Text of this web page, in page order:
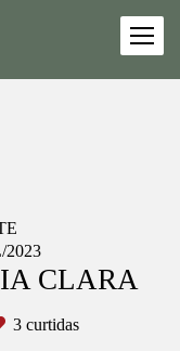
2023
CLARA
3 curtidas